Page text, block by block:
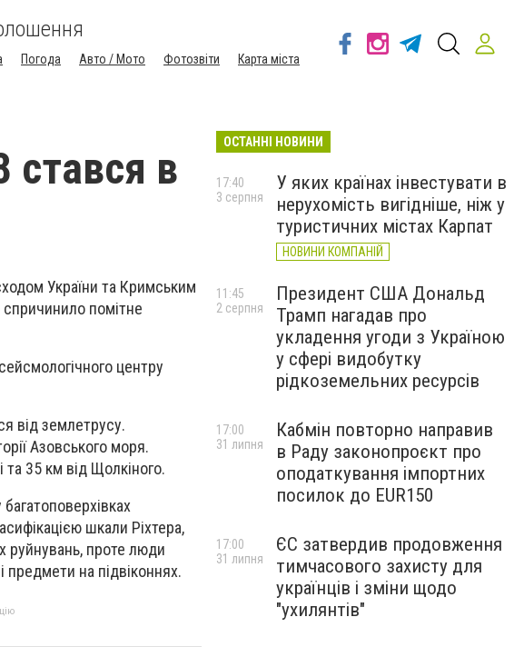
Погода Авто / Мото Фотозвіти Карта міста
стався в
України та Кримським
спричинило помітне
центру
від землетрусу.
Азовського моря.
та 35 км від Щолкіного.
шкали Ріхтера,
руйнувань, проте люди
предмети на підвіконнях.
ОСТАННІ НОВИНИ
У яких країнах інвестувати в
нерухомість вигідніше, ніж у
туристичних містах Карпат
НОВИНИ КОМПАНІЙ
17:40
3 серпня
Президент США Дональд
Трамп нагадав про
укладення угоди з Україною
у сфері видобутку
рідкоземельних ресурсів
11:45
2 серпня
Кабмін повторно направив
в Раду законопроєкт про
оподаткування імпортних
посилок до EUR150
17:00
31 липня
ЄС затвердив продовження
тимчасового захисту для
українців і зміни щодо
"ухилянтів"
17:00
31 липня